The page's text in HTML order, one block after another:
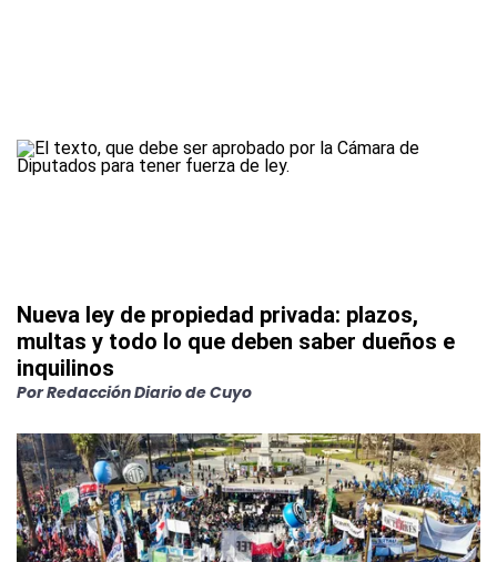
Nueva ley de propiedad privada: plazos,
multas y todo lo que deben saber dueños e
inquilinos
PorRedacción Diario de Cuyo